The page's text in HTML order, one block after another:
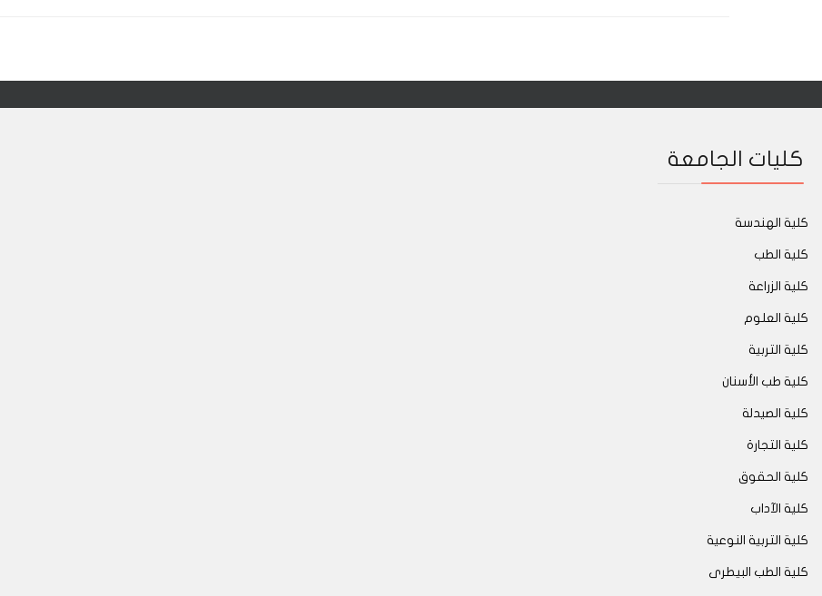
كليات الجامعة
كلية الهندسة
كلية الطب
كلية الزراعة
كلية العلوم
كلية التربية
كلية طب الأسنان
كلية الصيدلة
كلية التجارة
كلية الحقوق
كلية الآداب
كلية التربية النوعية
كلية الطب البيطرى